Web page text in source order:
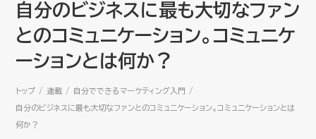
自分のビジネスに最も大切なファン
とのコミュニケーション。コミュニケ
ーションとは何か？
トップ 連載 自分でできるマーケティング入門
自分のビジネスに最も大切なファンとのコミュニケーション。コミュニケーションとは
何か？